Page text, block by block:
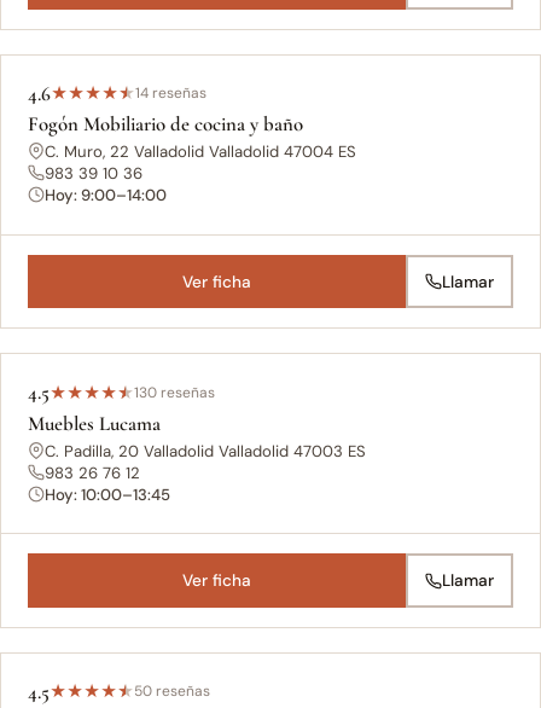
4.6★★★★★14 reseñas
Fogón Mobiliario de cocina y baño
C. Muro, 22 Valladolid Valladolid 47004 ES
983 39 10 36
Hoy: 9:00–14:00
Ver ficha Llamar
4.5★★★★★130 reseñas
Muebles Lucama
C. Padilla, 20 Valladolid Valladolid 47003 ES
983 26 76 12
Hoy: 10:00–13:45
Ver ficha Llamar
4.5★★★★★50 reseñas